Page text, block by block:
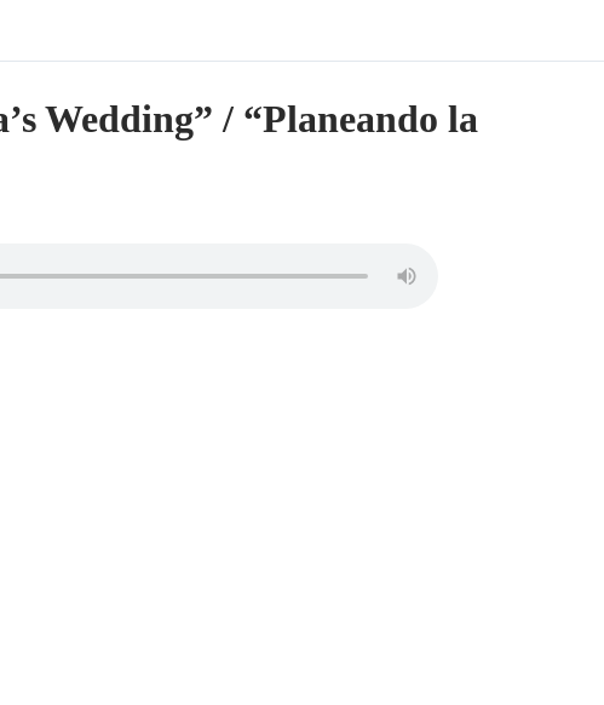
Wedding” / “Planeando la